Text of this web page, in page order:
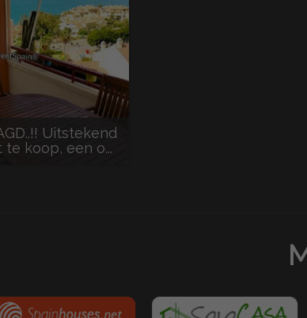
Uitstekend
koop, een o...